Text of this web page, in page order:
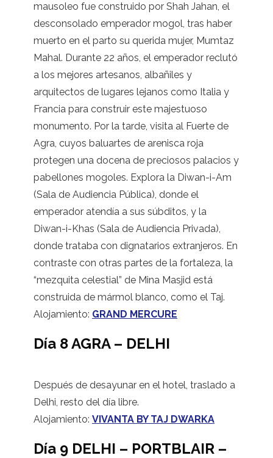
mausoleo fue construido por Shah Jahan, el
desconsolado emperador mogol, tras haber
muerto en el parto su querida mujer, Mumtaz
Mahal. Durante 22 años, el emperador reclutó
a los mejores artesanos, albañiles y
arquitectos de lugares lejanos como Italia y
Francia para construir este majestuoso
monumento. Por la tarde, visita al Fuerte de
Agra, cuyos baluartes de arenisca roja
protegen una docena de preciosos palacios y
pabellones mogoles. Explora la Diwan-i-Am
(Sala de Audiencia Pública), donde el
emperador atendía a sus súbditos, y la
Diwan-i-Khas (Sala de Audiencia Privada),
donde trataba con dignatarios extranjeros. En
contraste con otras partes de la fortaleza, la
“mezquita celestial” de Mina Masjid está
construida de mármol blanco, como el Taj.
Alojamiento: GRAND MERCURE
Día 8 AGRA – DELHI
Después de desayunar en el hotel, traslado a
Delhi, resto del día libre.
Alojamiento: VIVANTA BY TAJ DWARKA
Día 9 DELHI – PORTBLAIR –